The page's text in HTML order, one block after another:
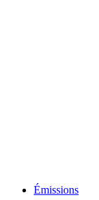
Émissions